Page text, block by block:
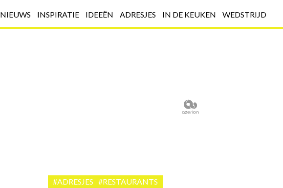
NIEUWS INSPIRATIE IDEEËN ADRESJES IN DE KEUKEN WEDSTRIJD
#ADRESJES #RESTAURANTS